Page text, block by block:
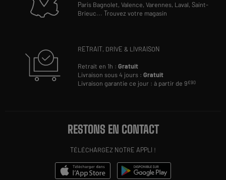
Paris Bagnolet,Valence,Varennes, Laval,Saint-
Brieuc...Trouvez votre magasin
RETRAIT, DRIVE & LIVRAISON
Retrait en 1h :Gratuit
Livraison sous 4 jours :Gratuit
Livraison garantie ce jour : à partir de 9€90
RESTONS EN CONTACT
TÉLÉCHARGEZ NOTRE APPLI !